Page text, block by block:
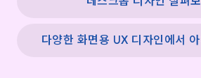
다양한 화면용 UX 디자인에서